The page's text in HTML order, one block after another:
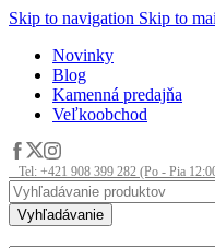
Skip to navigation Skip to
Novinky
Blog
Kamenná predajňa
Veľkoobchod
Tel: +421 908 399 282 (Po - Pia
Vyhľadávanie